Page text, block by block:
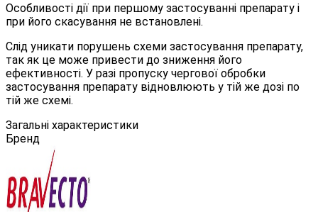
Особливості дії при першому застосуванні препарату і
при його скасування не встановлені.
Слід уникати порушень схеми застосування препарату,
так як це може привести до зниження його
ефективності. У разі пропуску чергової обробки
застосування препарату відновлюють у тій же дозі по
тій же схемі.
Загальні характеристики
Бренд